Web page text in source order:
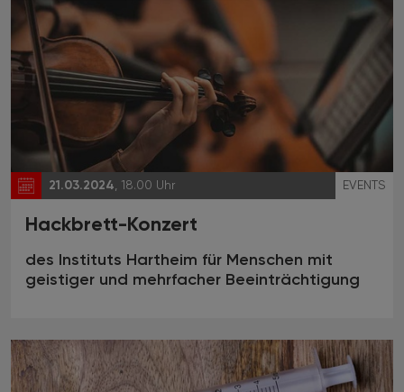
21.03.2024 , 18.00 Uhr EVENTS
Hackbrett-Konzert
des Instituts Hartheim für Menschen mit
geistiger und mehrfacher Beeinträchtigung